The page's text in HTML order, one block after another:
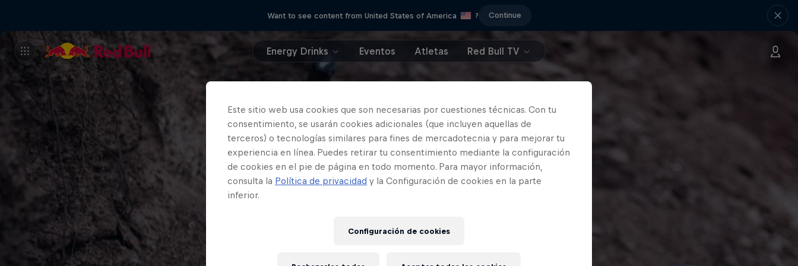
Want to see content from United States of America ? Continue
Energy Drinks Eventos Atletas Red Bull TV
Este sitio web usa cookies que son necesarias por cuestiones técnicas. Con tu
consentimiento, se usarán cookies adicionales (que incluyen aquellas de
terceros) o tecnologías similares para fines de mercadotecnia y para mejorar tu
experiencia en línea. Puedes retirar tu consentimiento mediante la configuración
de cookies en el pie de página en todo momento. Para mayor información,
consulta la Política de privacidad y la Configuración de cookies en la parte
inferior.
Configuración de cookies